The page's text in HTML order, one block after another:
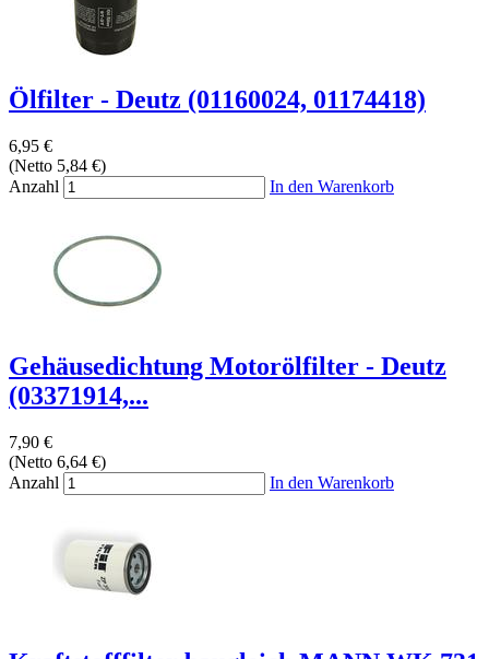
Ölfilter - Deutz (01160024, 01174418)
6,95 €
(Netto 5,84 €)
Anzahl
In den Warenkorb
Gehäusedichtung Motorölfilter - Deutz
(03371914,...
7,90 €
(Netto 6,64 €)
Anzahl
In den Warenkorb